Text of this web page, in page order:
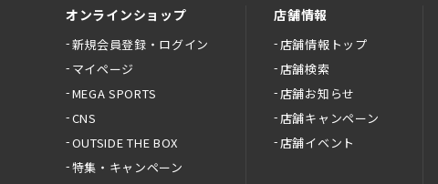
オンラインショップ
新規会員登録・ログイン
マイページ
MEGA SPORTS
CNS
OUTSIDE THE BOX
特集・キャンペーン
店舗情報
店舗情報トップ
店舗検索
店舗お知らせ
店舗キャンペーン
店舗イベント